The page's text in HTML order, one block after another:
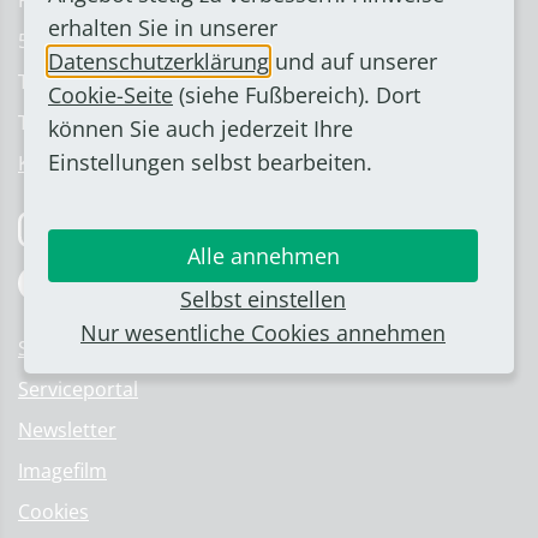
Haushaltsrede Kämmerer
Haushalt 2019/2020
Nachtragshaushalt 2019/2020
Haushalt 2019/2020
Haushaltskonsolidierung ab 2025
Archivierte Haushaltspläne
Jahresabschlüsse
Jahresabschluss 2020
Haushaltssicherungskonzept
Jahresabschluss 2019
Archivierte Jahresabschlüsse
Jahresabschluss 2018
53332 Bornheim
Telefon: 02222 945-0
Telefax: 02222 945-126
Kontakt & Ansprechpartner
Folge uns auf Instagram
Folge uns auf Facebook
Stellenangebote
Serviceportal
Newsletter
Imagefilm
Cookies
erhalten Sie in unserer
Datenschutzerklärung und auf unserer
Cookie-Seite (siehe Fußbereich). Dort
können Sie auch jederzeit Ihre
Einstellungen selbst bearbeiten.
Alle annehmen
Selbst einstellen
Nur wesentliche Cookies annehmen